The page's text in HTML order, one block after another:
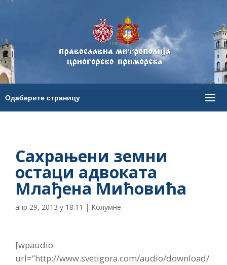
Сахрањени земни
остаци адвоката
Млађена Мићовића
апр 29, 2013 у 18:11 | Колумне
[wpaudio
url=“http://www.svetigora.com/audio/download/